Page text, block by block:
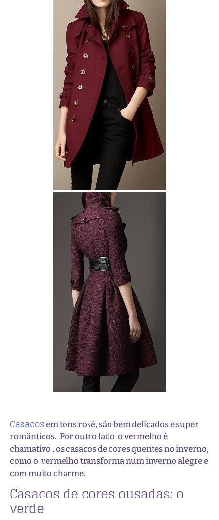
Casacosem tons rosé, são bem delicados e super
românticos. Por outro lado o vermelho é
chamativo , os casacos de cores quentes no inverno,
como o vermelho transforma num inverno alegre e
com muito charme.
Casacos de cores ousadas: o
verde